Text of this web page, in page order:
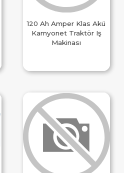
120 Ah Amper Klas Akü
Kamyonet Traktör Iş
Makinası